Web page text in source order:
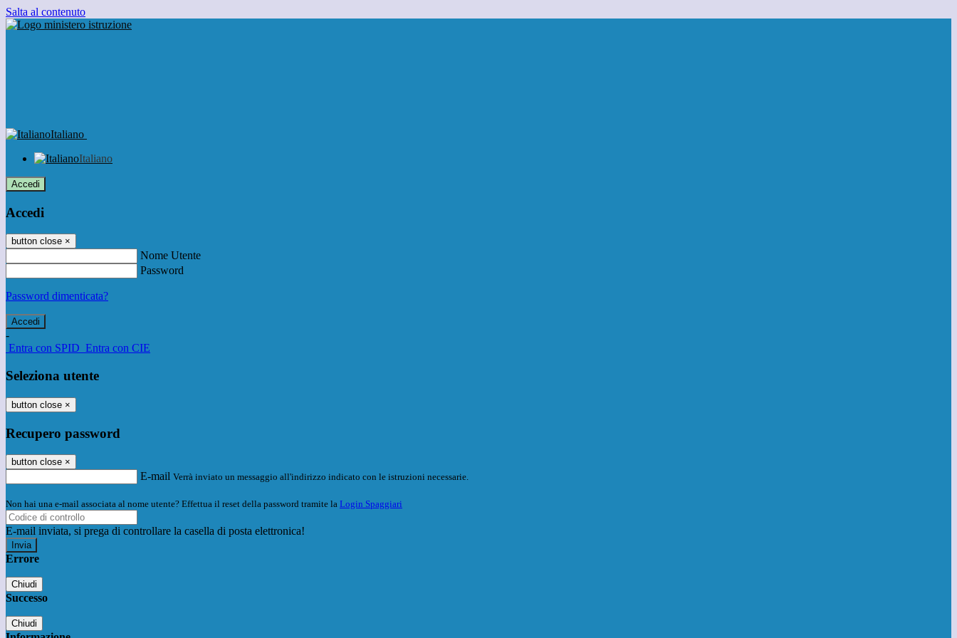
Salta al contenuto
Italiano
Italiano
Accedi
Accedi
button close ×
Nome Utente
Password
Password dimenticata?
-
Entra con SPID Entra con CIE
Seleziona utente
button close ×
Recupero password
button close ×
E-mail Verrà inviato un messaggio all'indirizzo indicato con le istruzioni necessarie.
Non hai una e-mail associata al nome utente? Effettua il reset della password tramite la Login Spaggiari
E-mail inviata, si prega di controllare la casella di posta elettronica!
Errore
Chiudi
Successo
Chiudi